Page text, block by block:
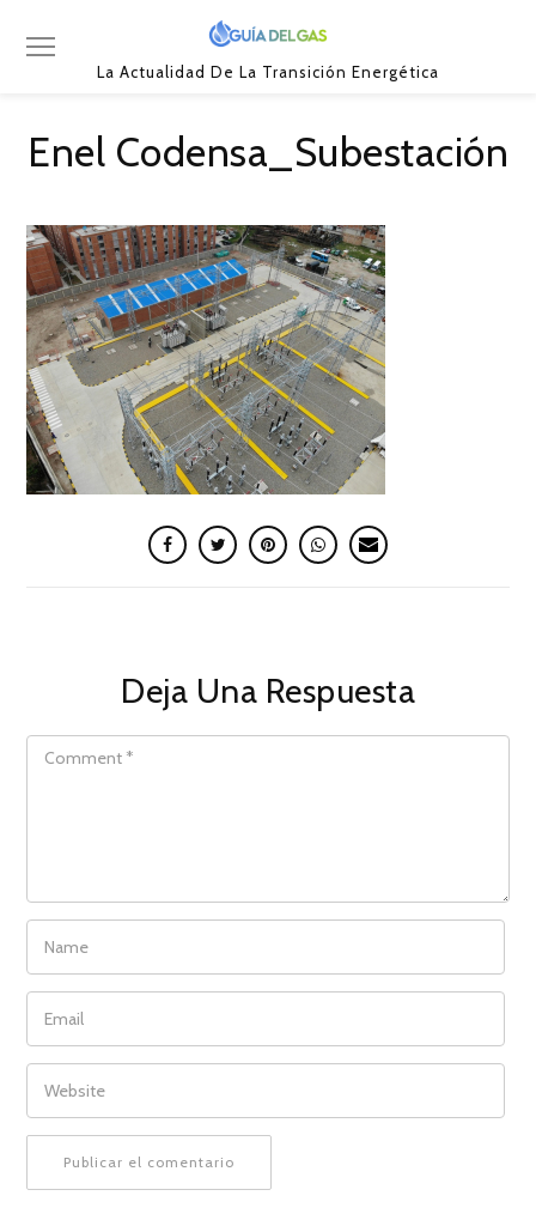
La Actualidad De La Transición Energética
Enel Codensa_Subestación
Deja Una Respuesta
COMMENT
NAME
EMAIL
WEBSITE